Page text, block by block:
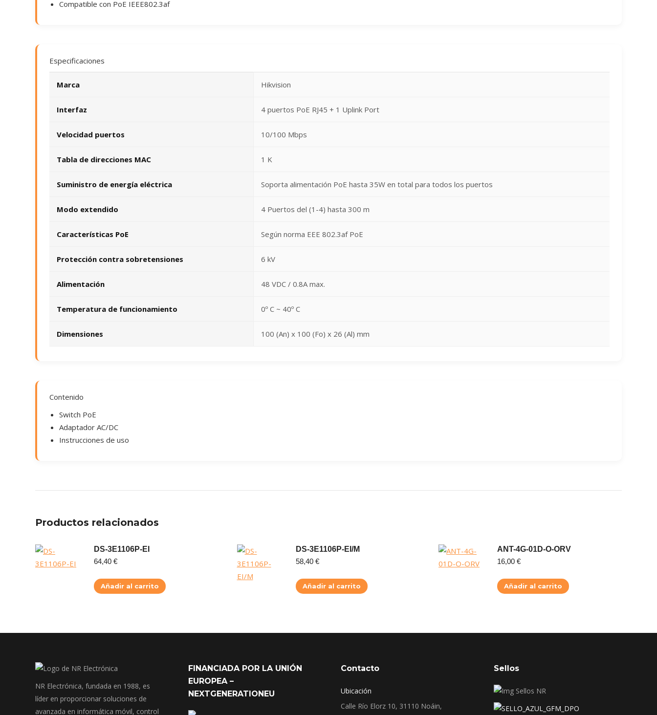
Compatible con PoE IEEE802.3af
Especificaciones
Marca Hikvision
Interfaz 4 puertos PoE RJ45 + 1 Uplink Port
Velocidad puertos 10/100 Mbps
Tabla de direcciones MAC 1 K
Suministro de energía eléctrica Soporta alimentación PoE hasta 35W en total para todos los puertos
Modo extendido 4 Puertos del (1-4) hasta 300 m
Características PoE Según norma EEE 802.3af PoE
Protección contra sobretensiones 6 kV
Alimentación 48 VDC / 0.8A max.
Temperatura de funcionamiento 0º C ~ 40º C
Dimensiones 100 (An) x 100 (Fo) x 26 (Al) mm
Contenido
Switch PoE
Adaptador AC/DC
Instrucciones de uso
Productos relacionados
DS-3E1106P-EI
64,40 €
Añadir al carrito
DS-3E1106P-EI/M
58,40 €
Añadir al carrito
ANT-4G-01D-O-ORV
16,00 €
Añadir al carrito
NR Electrónica, fundada en 1988, es
líder en proporcionar soluciones de
avanzada en informática móvil, control
FINANCIADA POR LA UNIÓN
EUROPEA –
NEXTGENERATIONEU
Contacto
Ubicación
Calle Río Elorz 10, 31110 Noáin,
Sellos